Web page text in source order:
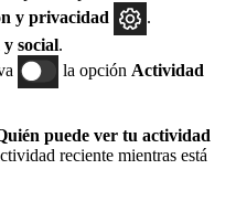
y privacidad
social.
la opción Actividad
puede ver tu actividad
reciente mientras está